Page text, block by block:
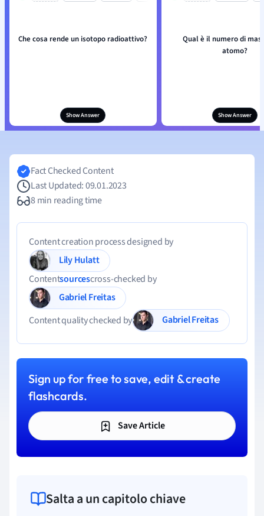
Che cosa rende un isotopo radioattivo?
Show Answer
Qual è il numero di
atomo?
Show Answer
Fact Checked Content
Last Updated: 09.01.2023
8 min reading time
Content creation process designed by
Lily Hulatt
Contentsourcescross-checked by
Gabriel Freitas
Content quality checked by
Gabriel Freitas
Sign up for free to save, edit & create
flashcards.
Save Article
Salta a un capitolo chiave